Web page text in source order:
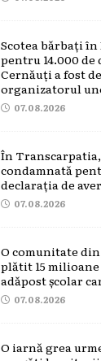
Scotea bărbați
pentru 14.000
Cernăuți a fost
organizatorul
07.08.2026
În
condamnată
declarația de
07.08.2026
O comunitate
plătit 15
adăpost școlar
07.08.2026
O iarnă grea